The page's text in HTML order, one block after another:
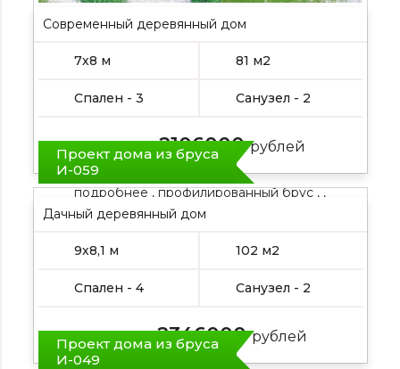
Современный деревянный дом
7х8 м 81 м2
Спален - 3 Санузел - 2
Цена от: 2106000рублей
подробнее , профилированный брус , ,
Проект дома из бруса
И-059
Дачный деревянный дом
9х8,1 м 102 м2
Спален - 4 Санузел - 2
Цена от: 2346000рублей
Проект дома из бруса
И-049